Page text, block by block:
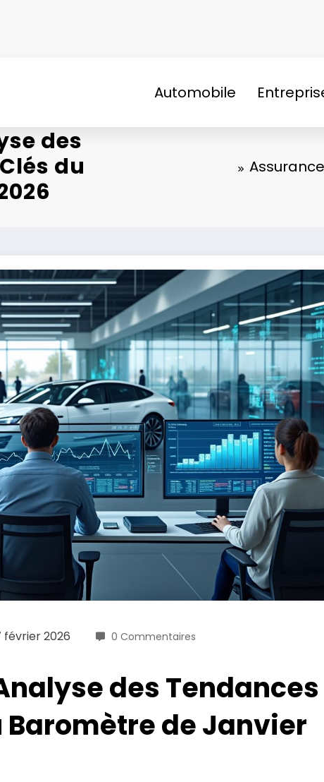
Automobile
des
du
février 2026 0 Commentaires
des Tendances
Baromètre de Janvier